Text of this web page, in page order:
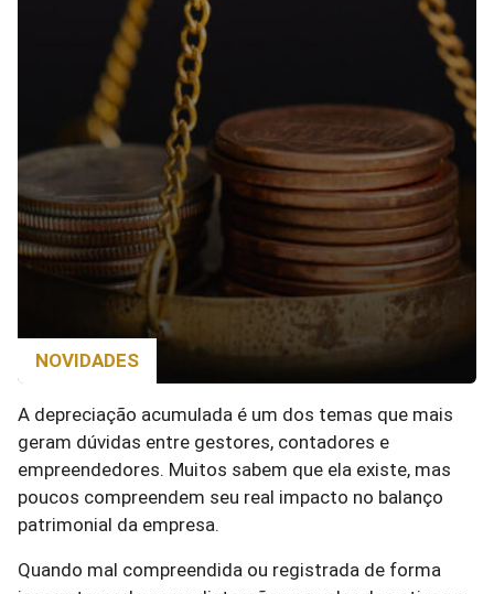
NOVIDADES
A depreciação acumulada é um dos temas que mais
geram dúvidas entre gestores, contadores e
empreendedores. Muitos sabem que ela existe, mas
poucos compreendem seu real impacto no balanço
patrimonial da empresa.
Quando mal compreendida ou registrada de forma